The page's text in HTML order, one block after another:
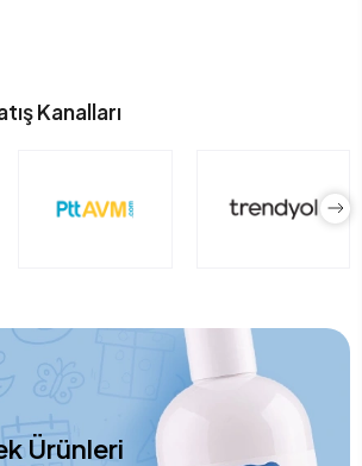
Kanalları
Ürünleri